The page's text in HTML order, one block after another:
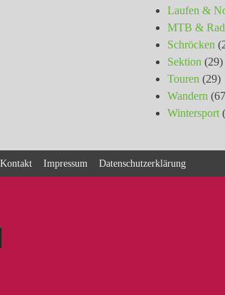
Laufen &
MTB & Rad
Schröcken
Sektion (29)
Touren (29)
Wandern
Wintersport
Kontakt Impressum Datenschutzerklärung